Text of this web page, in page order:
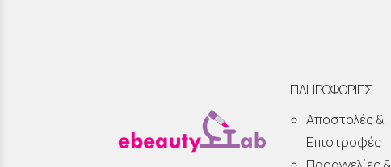
ΠΛΗΡΟΦΟΡΙΕΣ
Αποστολές &
Επιστροφές